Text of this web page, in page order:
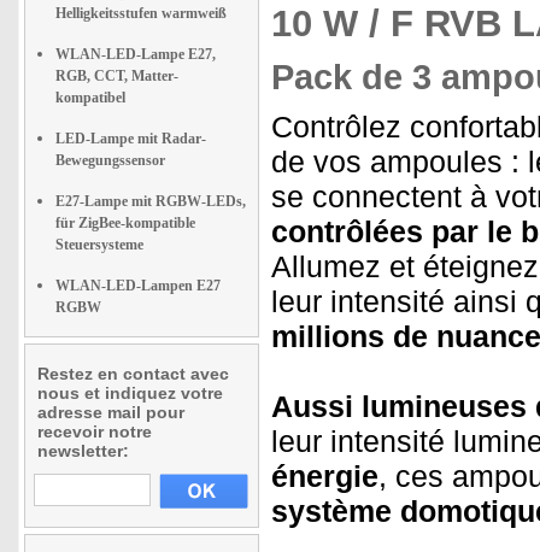
Helligkeitsstufen warmweiß
WLAN-LED-Lampe E27,
RGB, CCT, Matter-
kompatibel
LED-Lampe mit Radar-
Bewegungssensor
E27-Lampe mit RGBW-LEDs,
für ZigBee-kompatible
Steuersysteme
WLAN-LED-Lampen E27
RGBW
Restez en contact avec
nous et indiquez votre
adresse mail pour
recevoir notre
newsletter:
10 W / F RVB
Pack de 3
Contrôlez
de vos ampoules :
se connectent à
contrôlées par le
Allumez et
leur intensité ainsi
millions de
Aussi lumineuses
leur intensité
énergie, ces
système